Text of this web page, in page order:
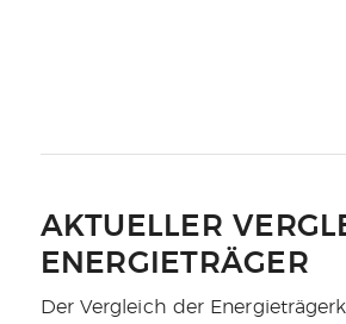
AKTUELLER
ENERGIETRÄGER
Der Vergleich der